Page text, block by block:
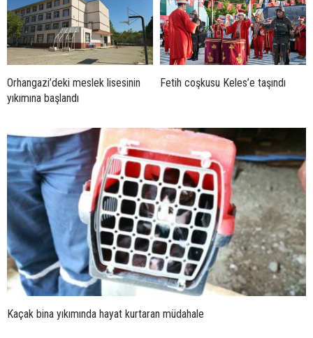
Orhangazi’deki meslek lisesinin
yıkımına başlandı
Fetih coşkusu Keles’e taşındı
Kaçak bina yıkımında hayat kurtaran müdahale